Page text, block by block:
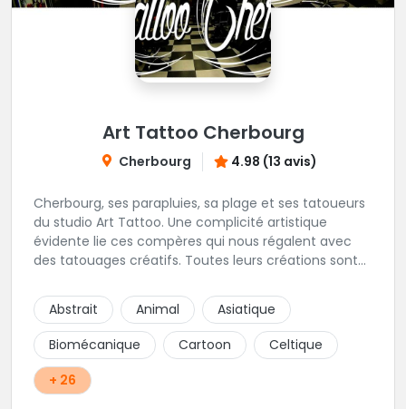
Art Tattoo Cherbourg
Cherbourg 4.98 (13 avis)
Cherbourg, ses parapluies, sa plage et ses tatoueurs
du studio Art Tattoo. Une complicité artistique
évidente lie ces compères qui nous régalent avec
des tatouages créatifs. Toutes leurs créations sont
d'hygiène les plus strictes. Du new-school, du old
school, fantasy ou encore réaliste, Niko, Anthony,
Cody et les nombreux Guest seront adapter vos
idées en tatouages uniques et créatifs.
Abstrait Animal
Asiatique
Biomécanique
Cartoon
Celtique
+ 26